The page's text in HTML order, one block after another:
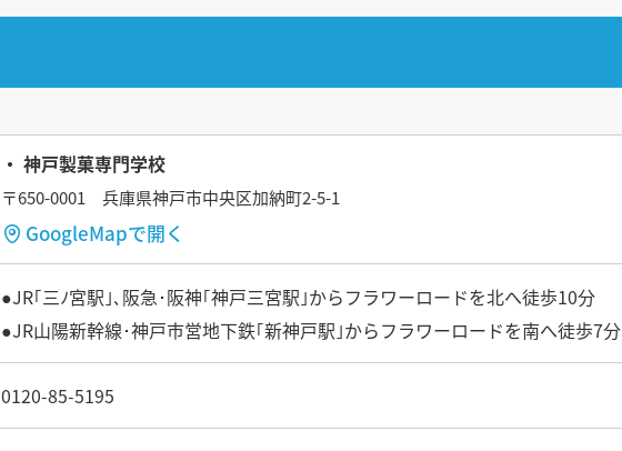
神戸製菓専門学校
〒650-0001 兵庫県神戸市中央区加納町2-5-1
GoogleMapで開く
●JR｢三ﾉ宮駅｣､阪急･阪神｢神戸三宮駅｣からフラワーロードを北へ徒歩10分
●JR山陽新幹線･神戸市営地下鉄｢新神戸駅｣からフラワーロードを南へ徒歩7分
0120-85-5195